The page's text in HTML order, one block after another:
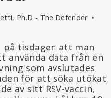
Ph.D - The Defender
på tisdagen att man
använda data från en
som avslutades
för att söka utökat
av sitt RSV-vaccin,